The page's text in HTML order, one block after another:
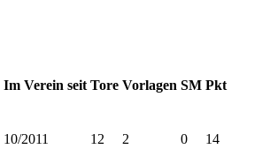
Im Verein seit Tore Vorlagen SM Pkt
10/2011 12 2 0 14